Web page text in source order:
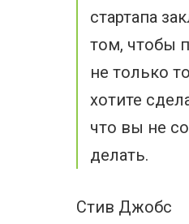
стартапа
том, чтобы
не только
хотите
что вы не
делать.
Стив Джобс